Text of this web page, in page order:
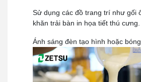
Sử dụng các đồ trang trí như gối
khăn trải bàn in họa tiết thú cưng.
Ánh sáng đèn tạo hình hoặc